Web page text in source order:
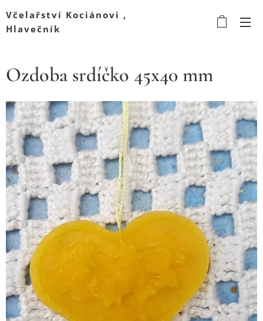
Včelařství Kociánovi ,
Hlavečník
Ozdoba srdíčko 45x40 mm